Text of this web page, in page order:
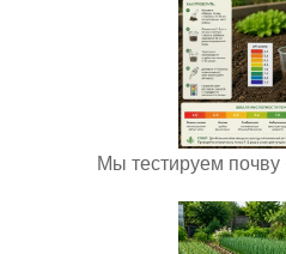
Мы тестируем почву